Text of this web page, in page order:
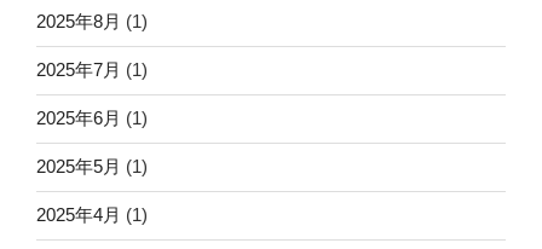
2025年8月 (1)
2025年7月 (1)
2025年6月 (1)
2025年5月 (1)
2025年4月 (1)